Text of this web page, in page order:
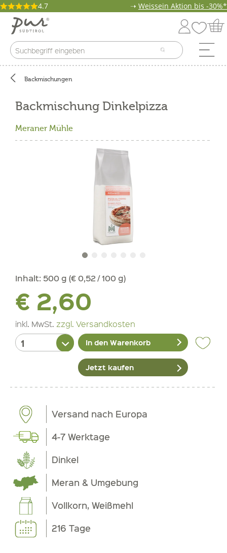
4.7 ➝ Weissein Aktion bis -30%*
Backmischungen
Backmischung Dinkelpizza
Meraner Mühle
Inhalt: 500 g (€ 0,52 / 100 g)
€ 2,60
inkl. MwSt. zzgl. Versandkosten
In den Warenkorb
Jetzt kaufen
Versand nach Europa
4-7 Werktage
Dinkel
Meran & Umgebung
Vollkorn, Weißmehl
216 Tage